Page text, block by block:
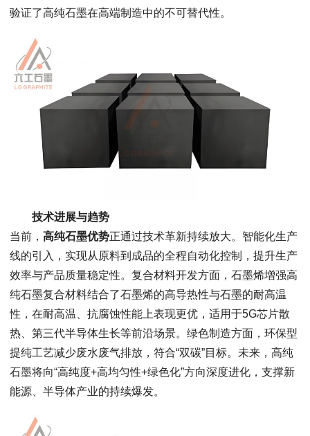
验证了高纯石墨在高端制造中的不可替代性。
技术进展与趋势
当前， 高纯石墨优势正通过技术革新持续放大。智能化生产
线的引入，实现从原料到成品的全程自动化控制，提升生产
效率与产品质量稳定性。复合材料开发方面，石墨烯增强高
纯石墨复合材料结合了石墨烯的高导热性与石墨的耐高温
性，在耐高温、抗腐蚀性能上表现更优，适用于5G芯片散
热、第三代半导体生长等前沿场景。绿色制造方面，环保型
提纯工艺减少废水废气排放，符合“双碳”目标。未来，高纯
石墨将向“高纯度+高均匀性+绿色化”方向深度进化，支撑新
能源、半导体产业的持续爆发。